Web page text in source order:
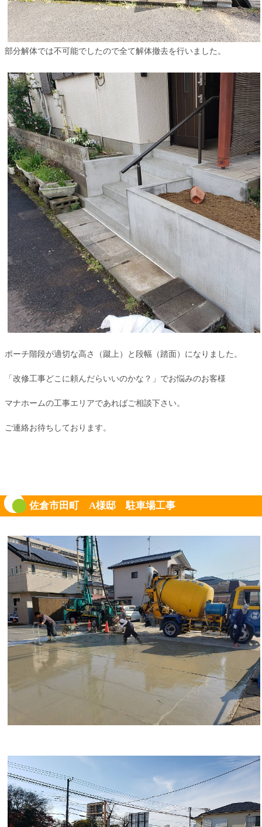
部分解体では不可能でしたので全て解体撤去を行いました。
ポーチ階段が適切な高さ（蹴上）と段幅（踏面）になりました。
「改修工事どこに頼んだらいいのかな？」でお悩みのお客様
マナホームの工事エリアであればご相談下さい。
ご連絡お待ちしております。
佐倉市田町 A様邸 駐車場工事